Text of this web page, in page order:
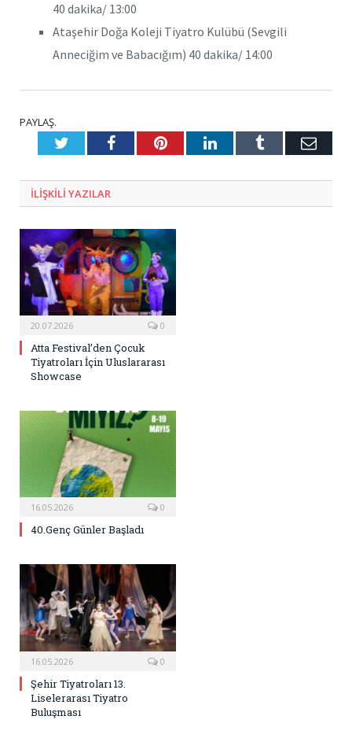
40 dakika/ 13:00
Ataşehir Doğa Koleji Tiyatro Kulübü (Sevgili
Anneciğim ve Babacığım) 40 dakika/ 14:00
PAYLAŞ.
TwitterFacebookPinterestLinkedInTumblr E-
ILIŞKILI YAZILAR
20.07.2026 0
Atta Festival’den Çocuk
Tiyatroları İçin Uluslararası
Showcase
16.05.2026 0
40.Genç Günler Başladı
16.05.2026 0
Şehir Tiyatroları 13.
Liselerarası Tiyatro
Buluşması